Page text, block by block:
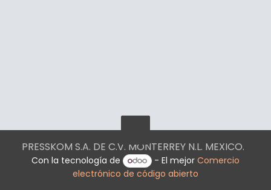
PRESSKOM S.A. DE C.V. MONTERREY N.L. MEXICO.
Con la tecnología de - El mejorComercio
electrónico de código abierto